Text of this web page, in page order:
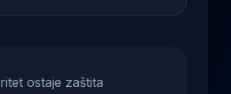
ostaje zaštita